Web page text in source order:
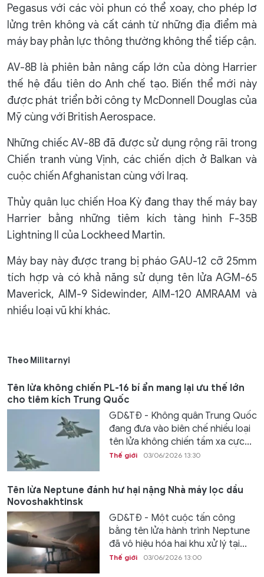
Pegasus với các vòi phun có thể xoay, cho phép lơ
lửng trên không và cất cánh từ những địa điểm mà
máy bay phản lực thông thường không thể tiếp cận.
AV-8B là phiên bản nâng cấp lớn của dòng Harrier
thế hệ đầu tiên do Anh chế tạo. Biến thể mới này
được phát triển bởi công ty McDonnell Douglas của
Mỹ cùng với British Aerospace.
Những chiếc AV-8B đã được sử dụng rộng rãi trong
Chiến tranh vùng Vịnh, các chiến dịch ở Balkan và
cuộc chiến Afghanistan cùng với Iraq.
Thủy quân lục chiến Hoa Kỳ đang thay thế máy bay
Harrier bằng những tiêm kích tàng hình F-35B
Lightning II của Lockheed Martin.
Máy bay này được trang bị pháo GAU-12 cỡ 25mm
tích hợp và có khả năng sử dụng tên lửa AGM-65
Maverick, AIM-9 Sidewinder, AIM-120 AMRAAM và
nhiều loại vũ khí khác.
Theo Militarnyi
Tên lửa không chiến PL-16 bí ẩn mang lại ưu thế lớn
cho tiêm kích Trung Quốc
GD&TĐ - Không quân Trung Quốc
đang đưa vào biên chế nhiều loại
tên lửa không chiến tầm xa cực...
Thế giới 03/06/2026 13:30
Tên lửa Neptune đánh hư hại nặng Nhà máy lọc dầu
Novoshakhtinsk
GD&TĐ - Một cuộc tấn công
bằng tên lửa hành trình Neptune
đã vô hiệu hóa hai khu xử lý tại...
Thế giới 03/06/2026 13:00